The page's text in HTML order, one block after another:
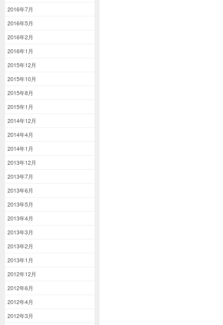
2016年7月
2016年5月
2016年2月
2016年1月
2015年12月
2015年10月
2015年8月
2015年1月
2014年12月
2014年4月
2014年1月
2013年12月
2013年7月
2013年6月
2013年5月
2013年4月
2013年3月
2013年2月
2013年1月
2012年12月
2012年6月
2012年4月
2012年3月